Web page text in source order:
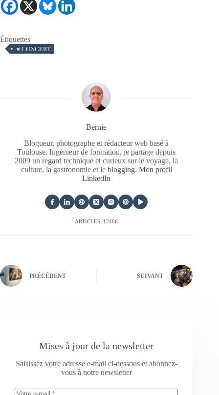
Étiquettes
# CONCERT
Bernie
Blogueur, photographe et rédacteur web basé à
Toulouse. Ingénieur de formation, je partage depuis
2009 un regard technique et curieux sur le voyage, la
culture, la gastronomie et le blogging. Mon profil
LinkedIn
ARTICLES: 12406
PRÉCÉDENT SUIVANT
Mises à jour de la newsletter
Saisissez votre adresse e-mail ci-dessous et abonnez-
vous à notre newsletter